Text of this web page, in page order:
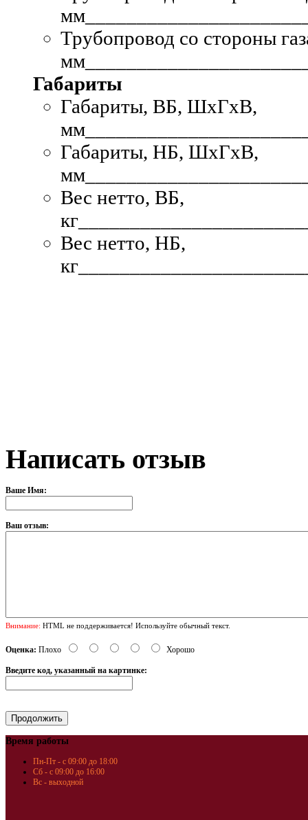
мм
Трубопровод со стороны
мм
Габариты
Габариты, ВБ, ШхГхВ,
мм
Габариты, НБ, ШхГхВ,
мм
Вес нетто, ВБ,
кг
Вес нетто, НБ,
кг
Написать отзыв
Ваше Имя:
Ваш отзыв:
Внимание: HTML не поддерживается! Используйте обычный текст.
Оценка: Плохо Хорошо
Введите код, указанный на картинке:
Время работы
Пн-Пт - с 09:00 до 18:00
Сб - с 09:00 до 16:00
Вс - выходной